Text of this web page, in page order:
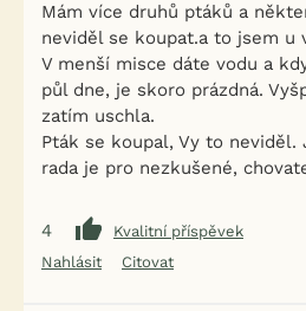
Mám více druhů ptáků a
neviděl se koupat.a to jsem u
V menší misce dáte vodu a
půl dne, je skoro prázdná.
zatím uschla.
Pták se koupal, Vy to neviděl.
rada je pro nezkušené,
4
Kvalitní příspěvek
Nahlásit
Citovat